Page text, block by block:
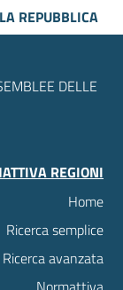
REPUBBLICA
DELLE
REGIONI
Home
Ricerca semplice
Ricerca avanzata